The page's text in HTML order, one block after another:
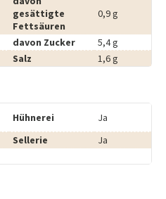
gesättigte
Fettsäuren
0,9 g
davon Zucker
5,4 g
Salz 1,6 g
Hühnerei
Ja
Sellerie
Ja